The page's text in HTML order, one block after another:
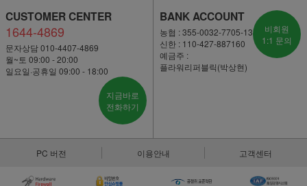
CUSTOMER CENTER
1644-4869
문자상담 010-4407-4869
월~토 09:00 - 20:00
일요일·공휴일 09:00 - 18:00
지금바로
전화하기
BANK ACCOUNT
농협 : 355-0032-7705-13
신한 : 110-427-887160
예금주 :
플라워리퍼블릭(박상현)
비회원
1:1 문의
PC 버전 이용안내 고객센터